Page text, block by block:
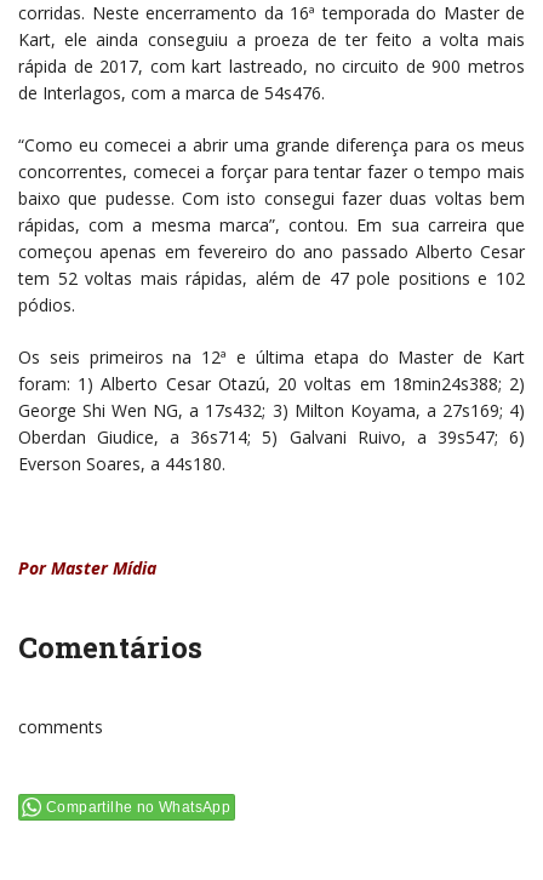
corridas. Neste encerramento da 16ª temporada do Master de
Kart, ele ainda conseguiu a proeza de ter feito a volta mais
rápida de 2017, com kart lastreado, no circuito de 900 metros
de Interlagos, com a marca de 54s476.
“Como eu comecei a abrir uma grande diferença para os meus
concorrentes, comecei a forçar para tentar fazer o tempo mais
baixo que pudesse. Com isto consegui fazer duas voltas bem
rápidas, com a mesma marca”, contou. Em sua carreira que
começou apenas em fevereiro do ano passado Alberto Cesar
tem 52 voltas mais rápidas, além de 47 pole positions e 102
pódios.
Os seis primeiros na 12ª e última etapa do Master de Kart
foram: 1) Alberto Cesar Otazú, 20 voltas em 18min24s388; 2)
George Shi Wen NG, a 17s432; 3) Milton Koyama, a 27s169; 4)
Oberdan Giudice, a 36s714; 5) Galvani Ruivo, a 39s547; 6)
Everson Soares, a 44s180.
Por Master Mídia
Comentários
comments
Compartilhe no WhatsApp